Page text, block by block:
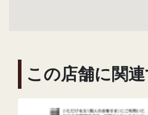
この店舗に関